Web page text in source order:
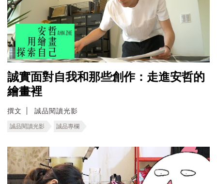
誠實面對自我和那些創作：走進安哲的
繪畫裡
撰文 誠品閱讀光影
誠品閱讀光影 誠品專欄